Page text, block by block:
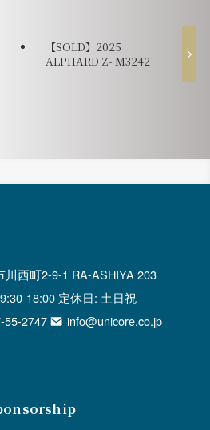
【SOLD】2025
ALPHARD Z- M3242
西町2-9-1 RA-ASHIYA 203
18:00 定休日: 土日祝
55-2747 info@unicore.co.jp